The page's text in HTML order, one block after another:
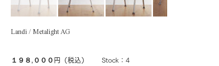
Landi / Metalight AG
１９８,０００円（税込） Stock：4